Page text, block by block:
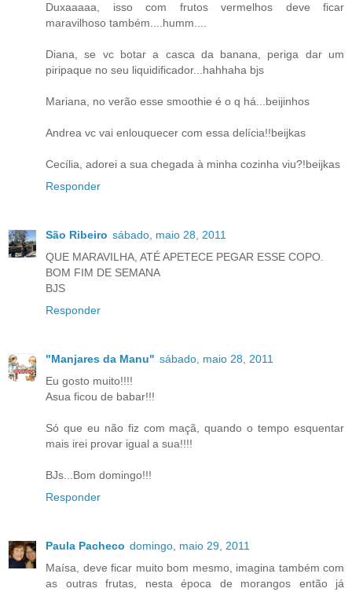
Duxaaaaa, isso com frutos vermelhos deve ficar
maravilhoso também....humm....
Diana, se vc botar a casca da banana, periga dar um
piripaque no seu liquidificador...hahhaha bjs
Mariana, no verão esse smoothie é o q há...beijinhos
Andrea vc vai enlouquecer com essa delícia!!beijkas
Cecília, adorei a sua chegada à minha cozinha viu?!beijkas
Responder
São Ribeiro sábado, maio 28, 2011
QUE MARAVILHA, ATÉ APETECE PEGAR ESSE COPO.
BOM FIM DE SEMANA
BJS
Responder
"Manjares da Manu" sábado, maio 28, 2011
Eu gosto muito!!!!
Asua ficou de babar!!!
Só que eu não fiz com maçã, quando o tempo esquentar
mais irei provar igual a sua!!!!
BJs...Bom domingo!!!
Responder
Paula Pacheco domingo, maio 29, 2011
Maísa, deve ficar muito bom mesmo, imagina também com
as outras frutas, nesta época de morangos então já